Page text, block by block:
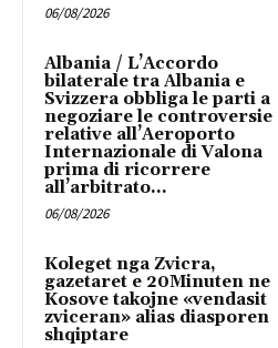
06/08/2026
Albania / L’Accordo
bilaterale tra Albania e
Svizzera obbliga le parti a
negoziare le controversie
relative all’Aeroporto
Internazionale di Valona
prima di ricorrere
all’arbitrato...
06/08/2026
Koleget nga Zvicra,
gazetaret e 20Minuten ne
Kosove takojne «vendasit
zviceran» alias diasporen
shqiptare